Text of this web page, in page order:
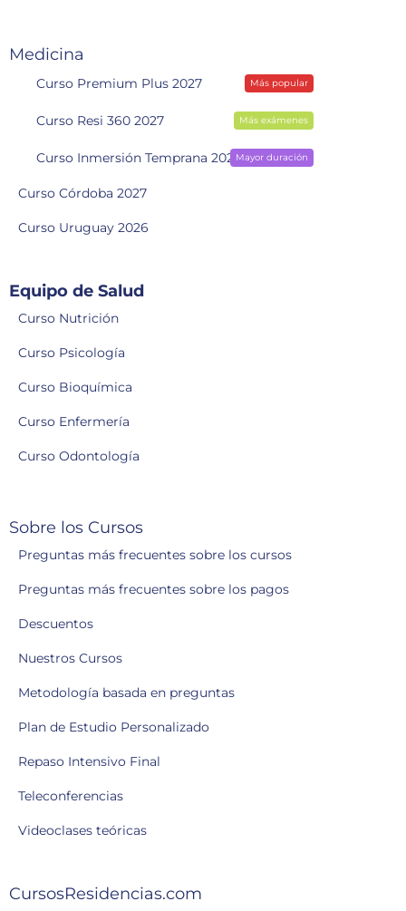
Medicina
Curso Premium Plus 2027 Más popular
Curso Resi 360 2027 Más exámenes
Curso Inmersión Temprana 2028Mayor duración
Curso Córdoba 2027
Curso Uruguay 2026
Equipo de Salud
Curso Nutrición
Curso Psicología
Curso Bioquímica
Curso Enfermería
Curso Odontología
Sobre los Cursos
Preguntas más frecuentes sobre los cursos
Preguntas más frecuentes sobre los pagos
Descuentos
Nuestros Cursos
Metodología basada en preguntas
Plan de Estudio Personalizado
Repaso Intensivo Final
Teleconferencias
Videoclases teóricas
CursosResidencias.com